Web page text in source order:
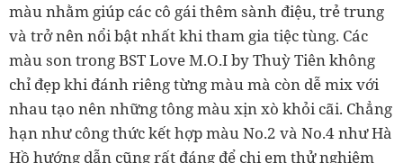
màu nhằm giúp các cô gái thêm sành điệu, trẻ trung
và trở nên nổi bật nhất khi tham gia tiệc tùng. Các
màu son trong BST Love M.O.I by Thuỳ Tiên không
chỉ đẹp khi đánh riêng từng màu mà còn dễ mix với
nhau tạo nên những tông màu xịn xò khỏi cãi. Chẳng
hạn như công thức kết hợp màu No.2 và No.4 như Hà
Hồ hướng dẫn cũng rất đáng để chị em thử nghiệm